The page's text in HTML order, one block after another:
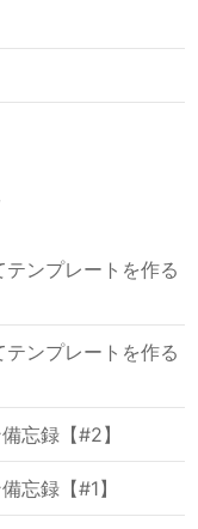
ンプレートを作る
ンプレートを作る
忘録【#2】
忘録【#1】